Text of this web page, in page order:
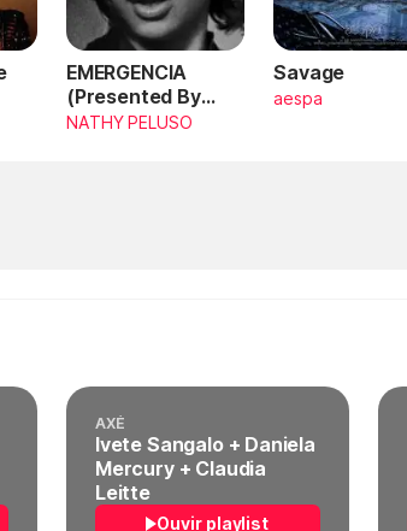
EMERGENCIA
(Presented By
PlayStation,
NATHY PELUSO
Savage
aespa
AXÉ
Ivete Sangalo + Daniela
Mercury + Claudia
Leitte
Ouvir playlist